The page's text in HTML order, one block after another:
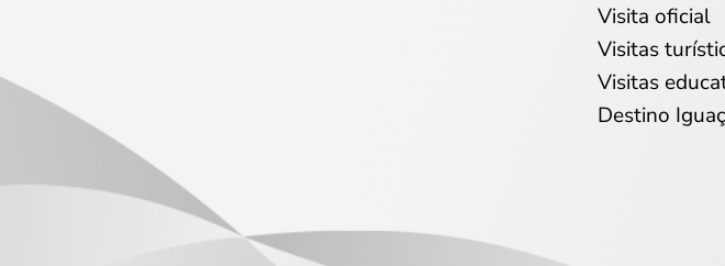
Visita oficial
Visitas
Visitas
Destino